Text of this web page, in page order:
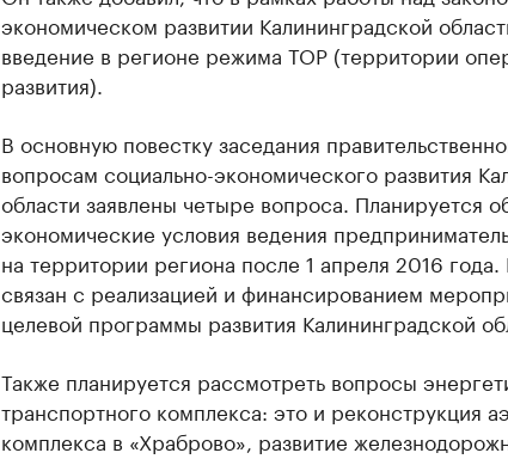
экономическом развитии Калининградской
введение в регионе режима ТОР (территории
развития).
В основную повестку заседания
вопросам социально-экономического развития
области заявлены четыре вопроса. Планируется
экономические условия ведения
на территории региона после 1 апреля 2016
связан с реализацией и финансированием
целевой программы развития Калининградской
Также планируется рассмотреть вопросы
транспортного комплекса: это и реконструкция
комплекса в «Храброво», развитие